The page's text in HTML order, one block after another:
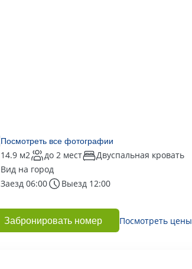
Посмотреть все фотографии
14.9 м2 до 2 мест
Двуспальная кровать
Вид на город
Заезд 06:00
Выезд 12:00
Забронировать номер Посмотреть цены